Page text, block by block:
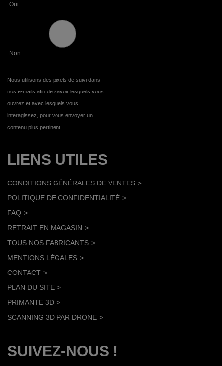
Oui
Non
Nous utilisons des pixels de suivi dans
nos e-mails afin de savoir lesquels vous
ouvrez et avec lesquels vous
interagissez, pour vous envoyer un
contenu plus pertinent.
LIENS UTILES
CONDITIONS GÉNÉRALES DE VENTES
POLITIQUE DE CONFIDENTIALITÉ
FAQ
RETRAIT EN MAGASIN
TOUS NOS FABRICANTS
MENTIONS LÉGALES
CONTACT
PLAN DU SITE
PRIMANTE 3D
SCANNING 3D PAR DRONE
SUIVEZ-NOUS !